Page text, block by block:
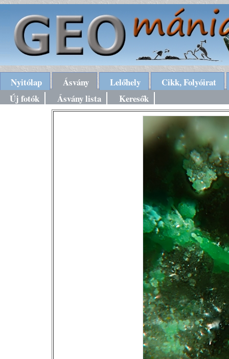
Nyitólap Ásvány Lelőhely
Cikk, Folyóirat
Új fotók
Ásvány lista Keresők